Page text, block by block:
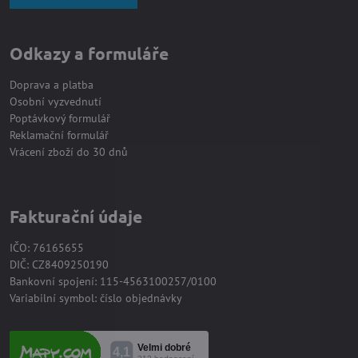
Odkazy a formuláře
Doprava a platba
Osobní vyzvednutí
Poptávkový formulář
Reklamační formulář
Vrácení zboží do 30 dnů
Fakturační údaje
IČO: 76165655
DIČ: CZ8409250190
Bankovní spojení: 115-4563100257/0100
Variabilní symbol: číslo objednávky